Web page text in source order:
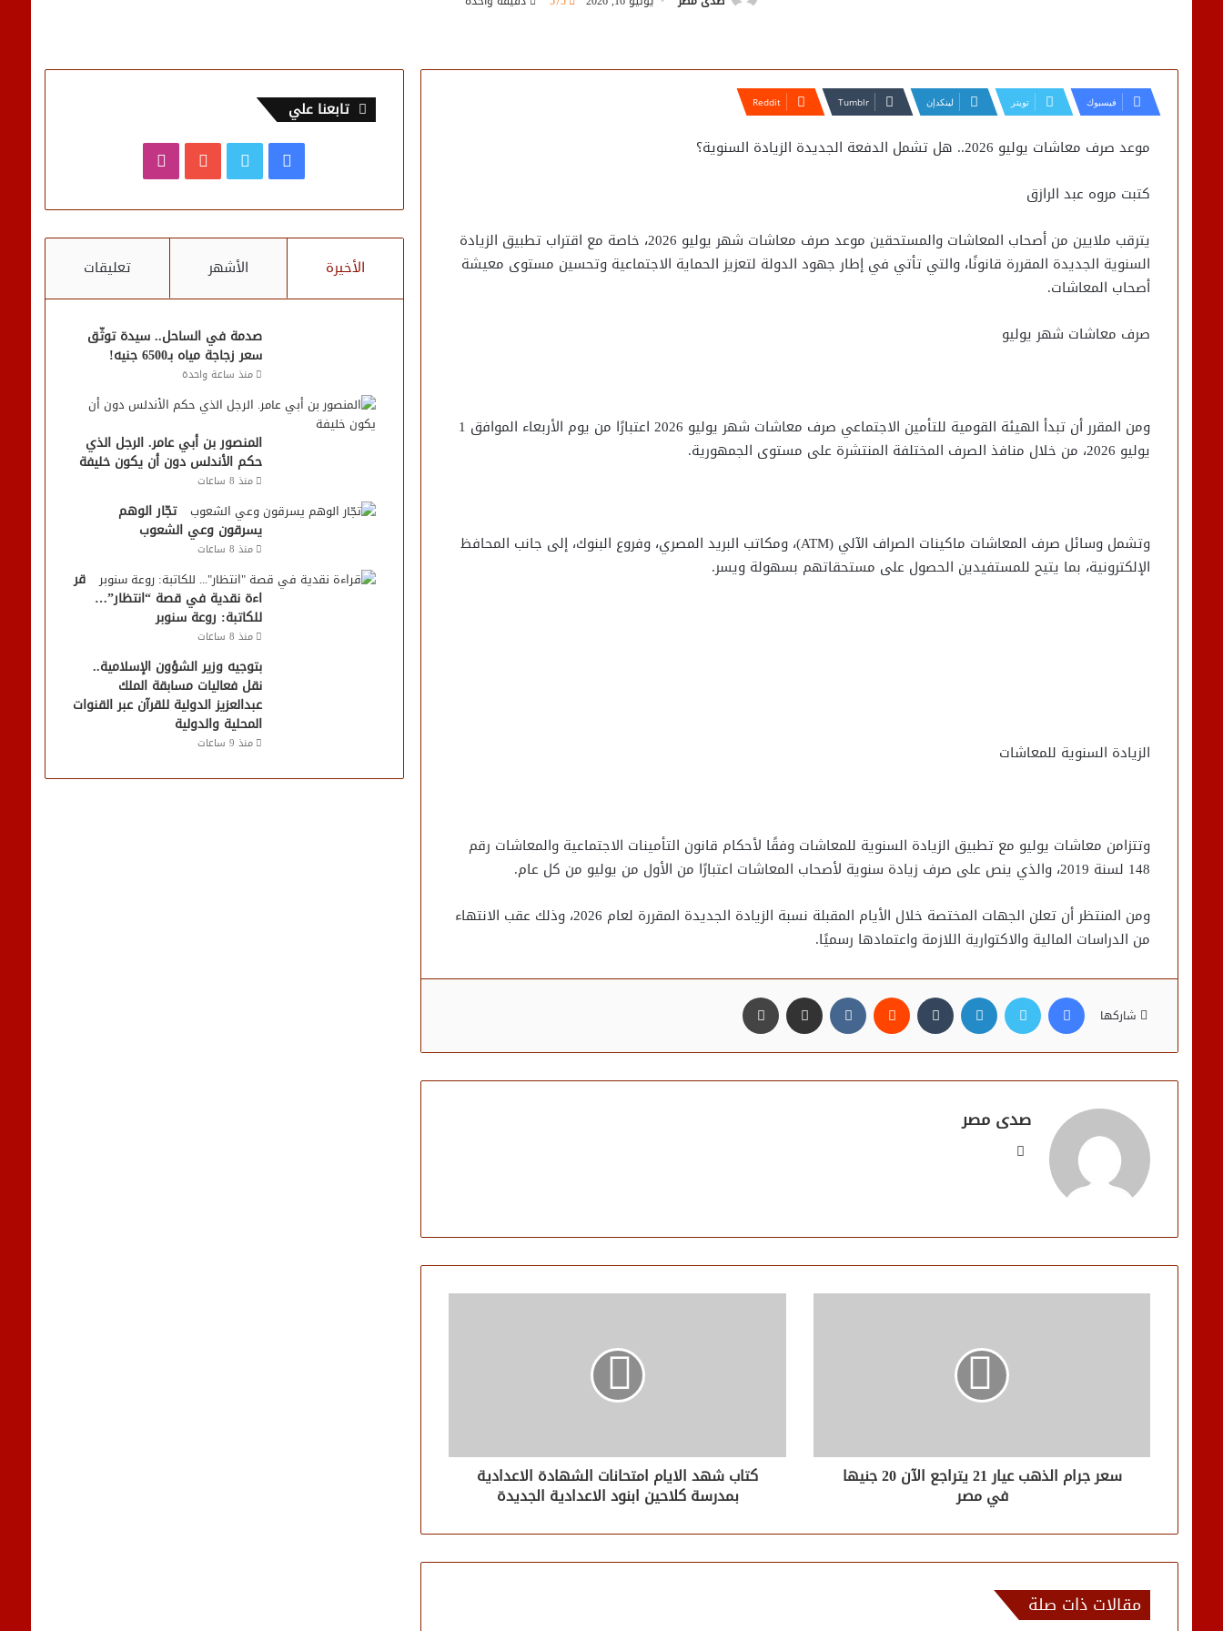
فيسبوك تويتر لينكدإن
موعد صرف معاشات يوليو 2026.. هل تشمل الدفعة الجديدة الزيادة السنوية؟
كتبت مروه عبد الرازق
يترقب ملايين من أصحاب المعاشات والمستحقين موعد صرف معاشات شهر يوليو 2026، خاصة مع اقتراب تطبيق الزيادة
السنوية الجديدة المقررة قانونًا، والتي تأتي في إطار جهود الدولة لتعزيز الحماية الاجتماعية وتحسين مستوى معيشة
أصحاب المعاشات.
صرف معاشات شهر يوليو
ومن المقرر أن تبدأ الهيئة القومية للتأمين الاجتماعي صرف معاشات شهر يوليو 2026 اعتبارًا من يوم الأربعاء الموافق 1
يوليو 2026، من خلال منافذ الصرف المختلفة المنتشرة على مستوى الجمهورية.
وتشمل وسائل صرف المعاشات ماكينات الصراف الآلي (ATM)، ومكاتب البريد المصري، وفروع البنوك، إلى جانب المحافظ
الإلكترونية، بما يتيح للمستفيدين الحصول على مستحقاتهم بسهولة ويسر.
الزيادة السنوية للمعاشات
وتتزامن معاشات يوليو مع تطبيق الزيادة السنوية للمعاشات وفقًا لأحكام قانون التأمينات الاجتماعية والمعاشات رقم
148 لسنة 2019، والذي ينص على صرف زيادة سنوية لأصحاب المعاشات اعتبارًا من الأول من يوليو من كل عام.
ومن المنتظر أن تعلن الجهات المختصة خلال الأيام المقبلة نسبة الزيادة الجديدة المقررة لعام 2026، وذلك عقب الانتهاء
من الدراسات المالية والاكتوارية اللازمة واعتمادها رسميًا.
شاركها
فيسبوك تويتر لينكدإن مشاركة عبر البريد
صدى مصر
سعر جرام الذهب عيار 21 يتراجع الآن 20 جنيها
في مصر
كتاب شهد الايام امتحانات الشهادة الاعدادية
بمدرسة كلاحين ابنود الاعدادية الجديدة
مقالات ذات صلة
تابعنا علي
فيسبوك يوتيوب
الأخيرة الأشهر تعليقات
صدمة في الساحل.. سيدة توثّق
سعر زجاجة مياه بـ6500 جنيه!
منذ ساعة واحدة
المنصور بن أبي عامر. الرجل الذي
حكم الأندلس دون أن يكون خليفة
منذ 8 ساعات
تجّار الوهم
يسرقون وعي الشعوب
منذ 8 ساعات
قر
اءة نقدية في قصة “انتظار”…
للكاتبة: روعة سنوبر
منذ 8 ساعات
بتوجيه وزير الشؤون الإسلامية..
نقل فعاليات مسابقة الملك
عبدالعزيز الدولية للقرآن عبر القنوات
المحلية والدولية
منذ 9 ساعات